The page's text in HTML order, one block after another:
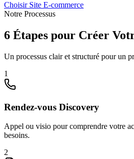
Choisir Site E-commerce
Notre Processus
6 Étapes pour Créer
Un processus clair et structuré pour un
1
Rendez-vous Discovery
Appel ou visio pour comprendre votre
besoins.
2